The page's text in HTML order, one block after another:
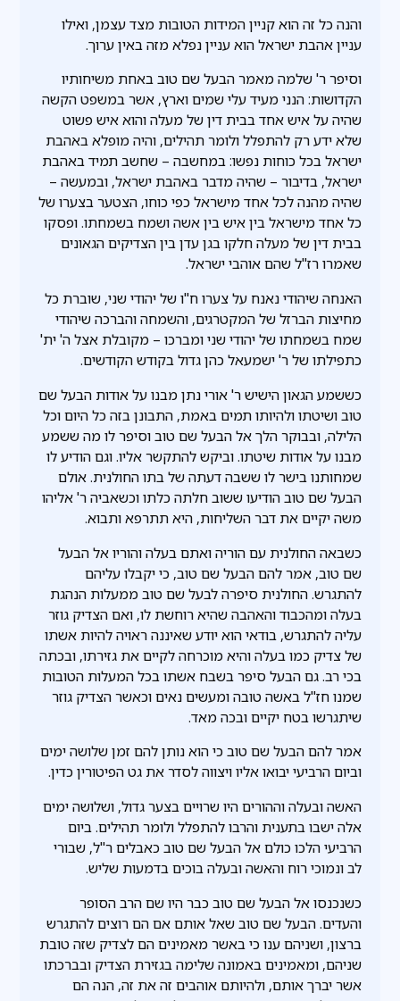
והנה כל זה הוא קניין המידות הטובות מצד עצמן, ואילו
עניין אהבת ישראל הוא עניין נפלא מזה באין ערוך.
וסיפר ר' שלמה מאמר הבעל שם טוב באחת משיחותיו
הקדושות: הנני מעיד עלי שמים וארץ, אשר במשפט הקשה
שהיה על איש אחד בבית דין של מעלה והוא איש פשוט
שלא ידע רק להתפלל ולומר תהילים, והיה מופלא באהבת
ישראל בכל כוחות נפשו: במחשבה – שחשב תמיד באהבת
ישראל, בדיבור – שהיה מדבר באהבת ישראל, ובמעשה –
שהיה מהנה לכל אחד מישראל כפי כוחו, הצטער בצערו של
כל אחד מישראל בין איש בין אשה ושמח בשמחתו. ופסקו
בבית דין של מעלה חלקו בגן עדן בין הצדיקים הגאונים
שאמרו רז"ל שהם אוהבי ישראל.
האנחה שיהודי נאנח על צערו ח"ו של יהודי שני, שוברת כל
מחיצות הברזל של המקטרגים, והשמחה והברכה שיהודי
שמח בשמחתו של יהודי שני ומברכו – מקובלת אצל ה' ית'
כתפילתו של ר' ישמעאל כהן גדול בקודש הקודשים.
כששמע הגאון הישיש ר' אורי נתן מבנו על אודות הבעל שם
טוב ושיטתו ולהיותו תמים באמת, התבונן בזה כל היום וכל
הלילה, ובבוקר הלך אל הבעל שם טוב וסיפר לו מה ששמע
מבנו על אודות שיטתו. וביקש להתקשר אליו. וגם הודיע לו
שמחותנו בישר לו ששבה דעתה של בתו החולנית. אולם
הבעל שם טוב הודיעו ששוב חלתה כלתו וכשאביה ר' אליהו
משה יקיים את דבר השליחות, היא תתרפא ותבוא.
כשבאה החולנית עם הוריה ואתם בעלה והוריו אל הבעל
שם טוב, אמר להם הבעל שם טוב, כי יקבלו עליהם
להתגרש. החולנית סיפרה לבעל שם טוב ממעלות הנהגת
בעלה ומהכבוד והאהבה שהיא רוחשת לו, ואם הצדיק גוזר
עליה להתגרש, בודאי הוא יודע שאיננה ראויה להיות אשתו
של צדיק כמו בעלה והיא מוכרחה לקיים את גזירתו, ובכתה
בכי רב. גם הבעל סיפר בשבח אשתו בכל המעלות הטובות
שמנו חז"ל באשה טובה ומעשים נאים וכאשר הצדיק גוזר
שיתגרשו בטח יקיים ובכה מאד.
אמר להם הבעל שם טוב כי הוא נותן להם זמן שלושה ימים
וביום הרביעי יבואו אליו ויצווה לסדר את גט הפיטורין כדין.
האשה ובעלה וההורים היו שרויים בצער גדול, ושלושה ימים
אלה ישבו בתענית והרבו להתפלל ולומר תהילים. ביום
הרביעי הלכו כולם אל הבעל שם טוב כאבלים ר"ל, שבורי
לב ונמוכי רוח והאשה ובעלה בוכים בדמעות שליש.
כשנכנסו אל הבעל שם טוב כבר היו שם הרב הסופר
והעדים. הבעל שם טוב שאל אותם אם הם רוצים להתגרש
ברצון, ושניהם ענו כי באשר מאמינים הם לצדיק שזה טובת
שניהם, ומאמינים באמונה שלימה בגזירת הצדיק ובברכתו
אשר יברך אותם, ולהיותם אוהבים זה את זה, הנה הם